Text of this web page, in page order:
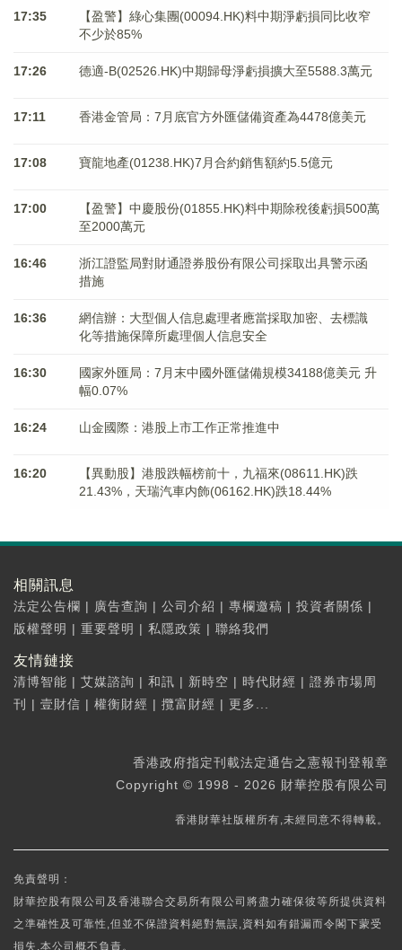
17:35
【盈警】綠心集團(00094.HK)料中期淨虧損同比收窄
不少於85%
17:26 德適-B(02526.HK)中期歸母淨虧損擴大至5588.3萬元
17:11 香港金管局：7月底官方外匯儲備資產為4478億美元
17:08 寶龍地產(01238.HK)7月合約銷售額約5.5億元
17:00
【盈警】中慶股份(01855.HK)料中期除稅後虧損500萬
至2000萬元
16:46
浙江證監局對財通證券股份有限公司採取出具警示函
措施
16:36
網信辦：大型個人信息處理者應當採取加密、去標識
化等措施保障所處理個人信息安全
16:30
國家外匯局：7月末中國外匯儲備規模34188億美元 升
幅0.07%
16:24 山金國際：港股上市工作正常推進中
16:20
【異動股】港股跌幅榜前十，九福來(08611.HK)跌
21.43%，天瑞汽車内飾(06162.HK)跌18.44%
相關訊息
法定公告欄 | 廣告查詢 | 公司介紹 | 專欄邀稿 | 投資者關係 |
版權聲明 | 重要聲明 | 私隱政策 | 聯絡我們
友情鏈接
清博智能 | 艾媒諮詢 | 和訊 | 新時空 | 時代財經 | 證券市場周
刊
| 壹財信 | 權衡財經 | 攬富財經 | 更多...
香港政府指定刊載法定通告之憲報刊登報章
Copyright © 1998 - 2026 財華控股有限公司
香港財華社版權所有,未經同意不得轉載。
免責聲明：
財華控股有限公司及香港聯合交易所有限公司將盡力確保彼等所提供資料
之準確性及可靠性,但並不保證資料絕對無誤,資料如有錯漏而令閣下蒙受
損失,本公司概不負責。